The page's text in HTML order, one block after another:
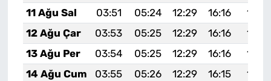
11 Ağu Sal
03:51 05:24 12:29 16:16
12 Ağu Çar
03:53 05:25 12:29 16:16
13 Ağu Per
03:54 05:25 12:29 16:16
14 Ağu Cum
03:55 05:26 12:29 16:15